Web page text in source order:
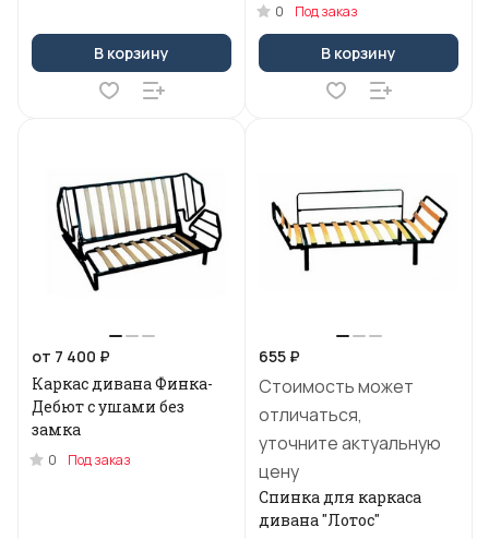
В корзину
0 Под заказ
В корзину
от 7 400 ₽
Каркас дивана Финка-
Дебют с ушами без
замка
0 Под заказ
655 ₽
Стоимость может
отличаться,
уточните актуальную
цену
Спинка для каркаса
дивана "Лотос"